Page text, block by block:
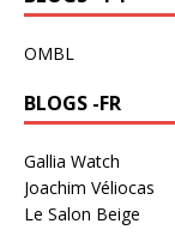
OMBL
BLOGS -FR
Gallia Watch
Joachim Véliocas
Le Salon Beige